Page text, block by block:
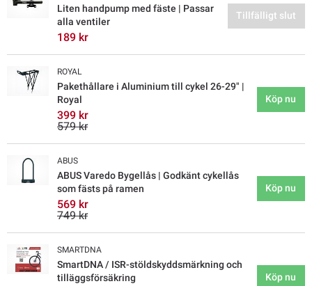
Liten handpump med fäste | Passar
alla ventiler
189 kr
Tillfälligt slut
ROYAL
Pakethållare i Aluminium till cykel 26-29" |
Royal
399 kr
579 kr
Köp nu
ABUS
ABUS Varedo Bygellås | Godkänt cykellås
som fästs på ramen
569 kr
749 kr
Köp nu
SMARTDNA
SmartDNA / ISR-stöldskyddsmärkning och
tilläggsförsäkring
Köp nu